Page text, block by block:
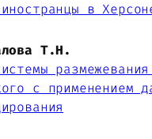
иностранцы в
Т.Н.
с применением